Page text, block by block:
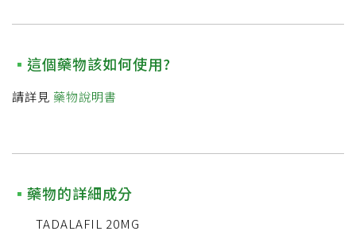
這個藥物該如何使用?
請詳見 藥物說明書
藥物的詳細成分
TADALAFIL 20MG